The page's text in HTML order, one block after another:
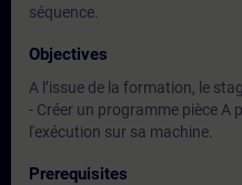
séquence.
Objectives
A l’issue de la formation, le
- Créer un programme pièce A
l'exécution sur sa machine.
Prerequisites